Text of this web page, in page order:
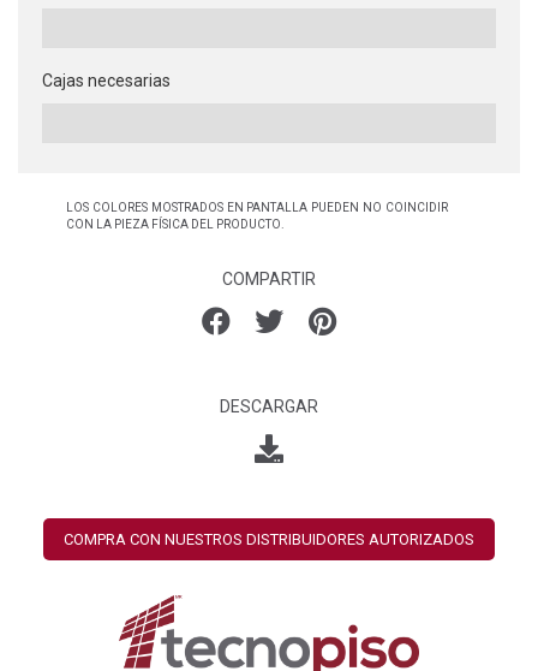
Cajas necesarias
LOS COLORES MOSTRADOS EN PANTALLA PUEDEN NO COINCIDIR
CON LA PIEZA FÍSICA DEL PRODUCTO.
COMPARTIR
DESCARGAR
COMPRA CON NUESTROS DISTRIBUIDORES AUTORIZADOS